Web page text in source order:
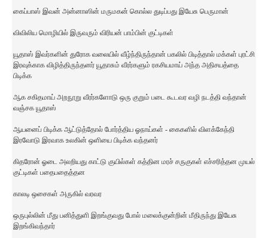
கைப்பாஸ் இவன் அன்னாஸின் மருமகன் கொல்ல துடிப்பது இயேசு பெருமான்
விவிலிய மொழியில் இருவரும் விரியன் பாம்பின் குட்டிகள்
யூதாஸ் இவர்களின் துரோக வலையில் வீழ்ந்திருந்தான் பகலில் பிடித்தால் மக்கள் புரட்சி
இரவுக்காக விழித்திருந்தனர் யூதாசும் வீரர்களும் ரகசியமாய் அந்த அதிசயத்தை
பிடிக்க
ஆக சகிதமாய் அறநூறு வீரர்களோடு ஒரு குறும் படை கூடவர வழி நடத்தி வந்தான்
வஞ்சக யூதாஸ்
ஆயனைப் பிடிக்க ஆட்டுத்தோல் போர்த்திய ஓநாய்கள் - கைகளில் விளக்கேந்தி
இரவோடு இரவாக உலகின் ஒளியை பிடிக்க வந்தனர்
கிதரோன் ஓடை அலறியது காட்டு குயில்கள் கத்தின மரச் சருகுகள் எச்சரித்தன முயல்
குட்டிகள் பதைபதைத்தன
காலடி ஒசைகள் அருகில் வரவர
ஒருபுல்லின் மீது பனித்துளி இறங்குவது போல் மலைக்குன்றின் மீதிருந்து இயேசு
இறங்கிவந்தார்